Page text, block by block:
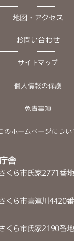
地図・アクセス
お問い合わせ
サイトマップ
個人情報の保護
免責事項
のホームページについ
舎
くら市氏家2771番地
くら市喜連川4420
くら市氏家2190番